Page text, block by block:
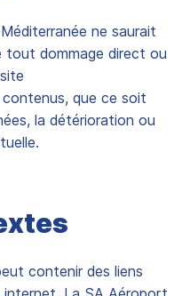
ne saurait
tout dommage direct ou
que ce soit
la détérioration ou
contenir des liens